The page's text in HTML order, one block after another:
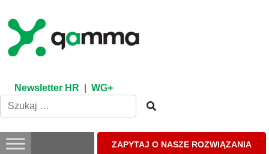
content
Newsletter HR WG+
ZAPYTAJ O NASZE ROZWIĄZANIA